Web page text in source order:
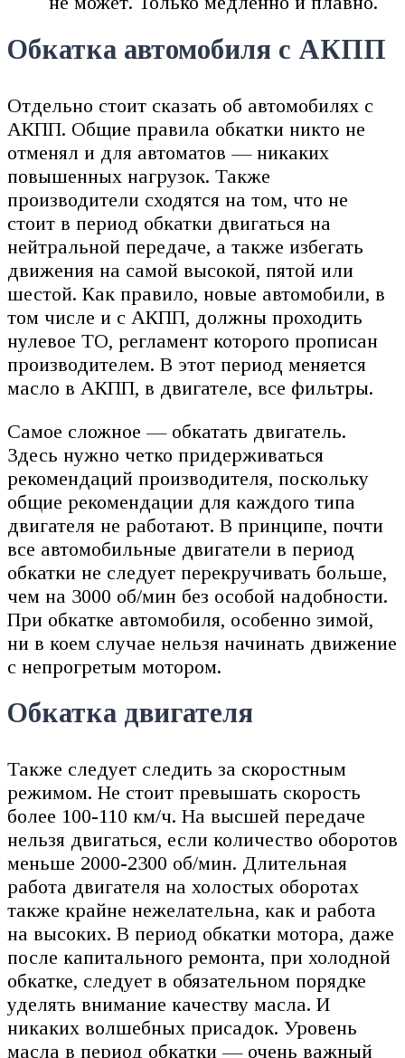
Обкатка автомобиля с АКПП
Отдельно стоит сказать об автомобилях с
АКПП. Общие правила обкатки никто не
отменял и для автоматов — никаких
повышенных нагрузок. Также
производители сходятся на том, что не
стоит в период обкатки двигаться на
нейтральной передаче, а также избегать
движения на самой высокой, пятой или
шестой. Как правило, новые автомобили, в
том числе и с АКПП, должны проходить
нулевое ТО, регламент которого прописан
производителем. В этот период меняется
масло в АКПП, в двигателе, все фильтры.
Самое сложное — обкатать двигатель.
Здесь нужно четко придерживаться
рекомендаций производителя, поскольку
общие рекомендации для каждого типа
двигателя не работают. В принципе, почти
все автомобильные двигатели в период
обкатки не следует перекручивать больше,
чем на 3000 об/мин без особой надобности.
При обкатке автомобиля, особенно зимой,
ни в коем случае нельзя начинать движение
с непрогретым мотором.
Обкатка двигателя
Также следует следить за скоростным
режимом. Не стоит превышать скорость
более 100-110 км/ч. На высшей передаче
нельзя двигаться, если количество оборотов
меньше 2000-2300 об/мин. Длительная
работа двигателя на холостых оборотах
также крайне нежелательна, как и работа
на высоких. В период обкатки мотора, даже
после капитального ремонта, при холодной
обкатке, следует в обязательном порядке
уделять внимание качеству масла. И
никаких волшебных присадок. Уровень
масла в период обкатки — очень важный